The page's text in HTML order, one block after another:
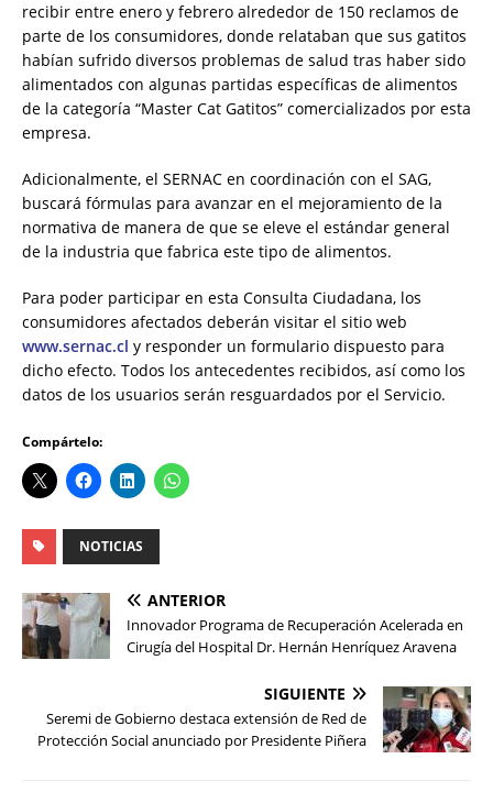
recibir entre enero y febrero alrededor de 150 reclamos de
parte de los consumidores, donde relataban que sus gatitos
habían sufrido diversos problemas de salud tras haber sido
alimentados con algunas partidas específicas de alimentos
de la categoría “Master Cat Gatitos” comercializados por esta
empresa.
Adicionalmente, el SERNAC en coordinación con el SAG,
buscará fórmulas para avanzar en el mejoramiento de la
normativa de manera de que se eleve el estándar general
de la industria que fabrica este tipo de alimentos.
Para poder participar en esta Consulta Ciudadana, los
consumidores afectados deberán visitar el sitio web
www.sernac.cl y responder un formulario dispuesto para
dicho efecto. Todos los antecedentes recibidos, así como los
datos de los usuarios serán resguardados por el Servicio.
Compártelo:
NOTICIAS
ANTERIOR
Innovador Programa de Recuperación Acelerada en
Cirugía del Hospital Dr. Hernán Henríquez Aravena
SIGUIENTE
Seremi de Gobierno destaca extensión de Red de
Protección Social anunciado por Presidente Piñera